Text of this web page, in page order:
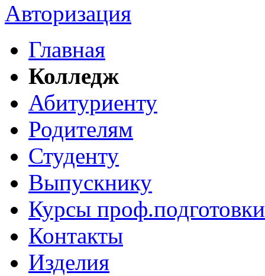
Авторизация
Главная
Колледж
Абитуриенту
Родителям
Студенту
Выпускнику
Курсы проф.подготовки
Контакты
Изделия